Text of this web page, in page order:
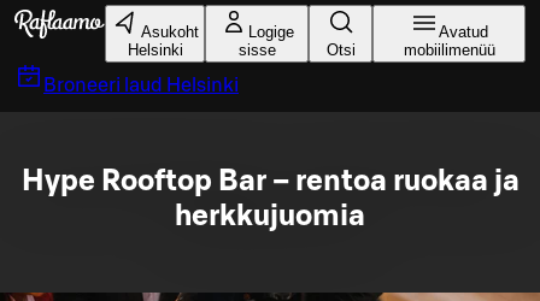
Liigu peamise sisu juurde
Asukoht
Helsinki
Logige
sisse
Otsi
Avatud
mobiilimenüü
Broneeri laud Helsinki
Hype Rooftop Bar – rentoa ruokaa ja
herkkujuomia